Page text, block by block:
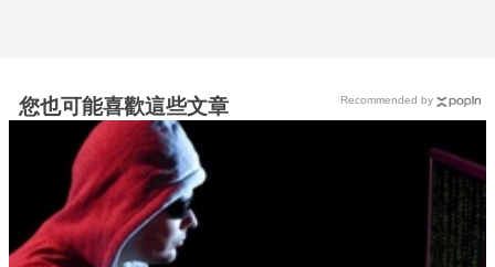
您也可能喜歡這些文章 Recommended by